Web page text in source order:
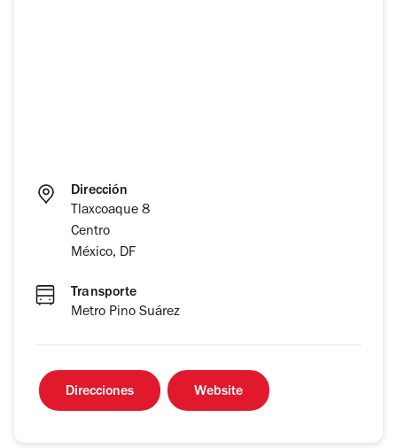
Dirección
Tlaxcoaque 8
Centro
México, DF
Transporte
Metro Pino Suárez
Direcciones Website